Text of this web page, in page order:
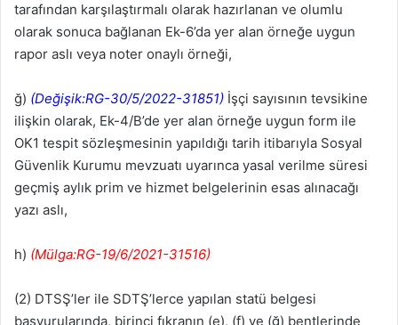
tarafından karşılaştırmalı olarak hazırlanan ve olumlu
olarak sonuca bağlanan Ek-6’da yer alan örneğe uygun
rapor aslı veya noter onaylı örneği,
ğ) (Değişik:RG-30/5/2022-31851) İşçi sayısının tevsikine
ilişkin olarak, Ek-4/B’de yer alan örneğe uygun form ile
OK1 tespit sözleşmesinin yapıldığı tarih itibarıyla Sosyal
Güvenlik Kurumu mevzuatı uyarınca yasal verilme süresi
geçmiş aylık prim ve hizmet belgelerinin esas alınacağı
yazı aslı,
h) (Mülga:RG-19/6/2021-31516)
(2) DTSŞ’ler ile SDTŞ’lerce yapılan statü belgesi
başvurularında, birinci fıkranın (e), (f) ve (ğ) bentlerinde